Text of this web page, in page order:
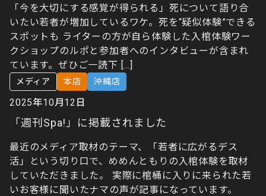
「今を大切にする感覚が得られる」死について語り合
いたい若者が増加しているワケ。死を“疑似体験”できる
スポットも ライターの方が自ら体験した入棺体験ワー
クショップのルポと参加者へのインタビューが含まれ
ています。ぜひご一読下 […]
メディア 本店 沖縄店
2025年10月12日
「週刊Spa!」に掲載されました
最近のメディア取材のテーマ、「若者に広がるデス
活」という切り口で、めめんともりの入棺体験を取材
していただきました。 実際に棺桶に入りに来られた若
いお客様に聞いたナマの声が記事になっています。